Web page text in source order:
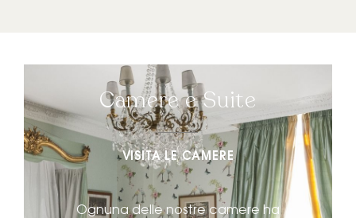
Camere e Suite
VISITA LE CAMERE
Ognuna delle nostre camere ha